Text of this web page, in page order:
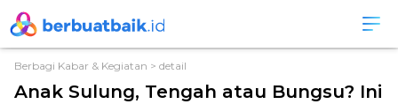
Berbagi Kabar & Kegiatan > detail
Anak Sulung, Tengah atau Bungsu? Ini